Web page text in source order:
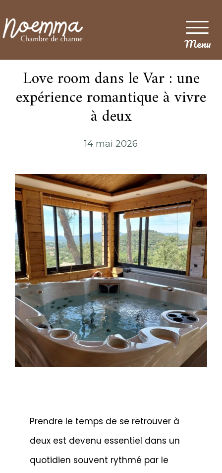
Menu
Love room dans le Var : une
expérience romantique à vivre
à deux
14 mai 2026
Prendre le temps de se retrouver à
deux est devenu essentiel dans un
quotidien souvent rythmé par le